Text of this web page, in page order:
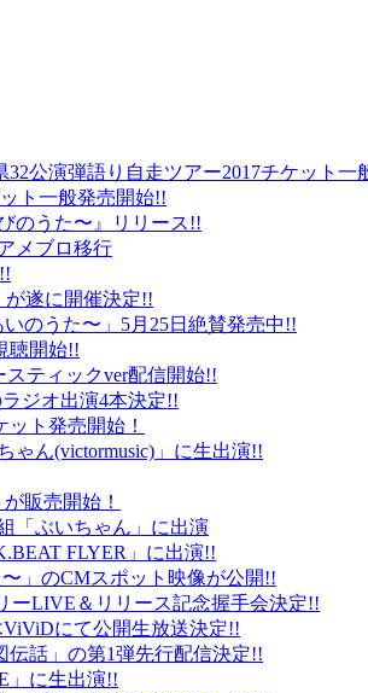
32公演弾語り自走ツアー2017チケット
ト一般発売開始!!
のうた〜』リリース!!
メブロ移行
が遂に開催決定!!
のうた〜」5月25日絶賛発売中!!
聴開始!!
ティックver配信開始!!
ジオ出演4本決定!!
ット発売開始！
ゃん(victormusic)」に生出演!!
販売開始！
「ぶいちゃん」に出演
FLYER」に出演!!
」のCMスポット映像が公開!!
ーLIVE＆リリース記念握手会決定!!
にて公開生放送決定!!
伝話」の第1弾先行配信決定!!
」に生出演!!